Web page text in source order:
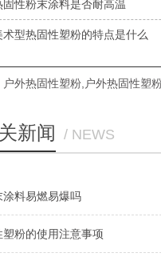
固性粉末涂料是否耐高温
术型热固性塑粉的特点是什么
户外热固性塑粉 户外热固性塑
新闻 / NEWS
涂料易燃易爆吗
塑粉的使用注意事项